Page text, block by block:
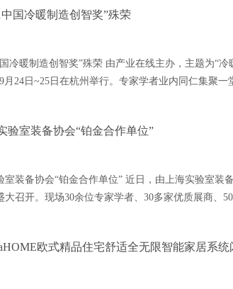
国冷暖制造创智奖”殊荣
冷暖制造创智奖”殊荣 由产业在线主办，主题为“
24日~25日在杭州举行。专家学者业内同仁集聚一
验室装备协会“铂金合作单位”
装备协会“铂金合作单位” 近日，由上海实验室装
召开。现场30余位专家学者、30多家优质展商、50
欧式精品住宅舒适全无限智能家居系统